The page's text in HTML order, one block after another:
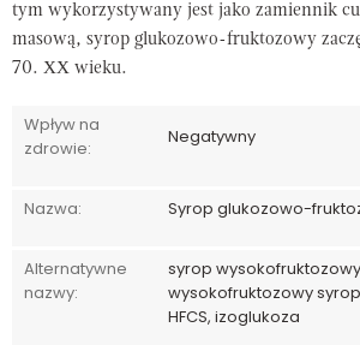
tym wykorzystywany jest jako zamiennik
masową, syrop glukozowo-fruktozowy
70. XX wieku.
Wpływ na
zdrowie:
Negatywny
Nazwa: Syrop glukozowo-
Alternatywne
nazwy:
syrop wysokofruktozowy,
wysokofruktozowy
HFCS, izoglukoza